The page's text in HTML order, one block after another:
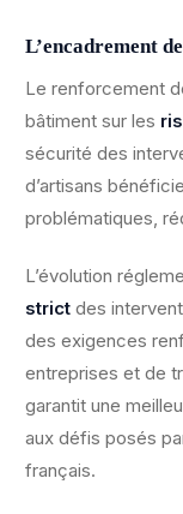
L’encadrement
Le renforcement
bâtiment sur les
sécurité des
d’artisans
problématiques,
L’évolution
strict des
des exigences
entreprises et de
garantit une
aux défis posés
français.